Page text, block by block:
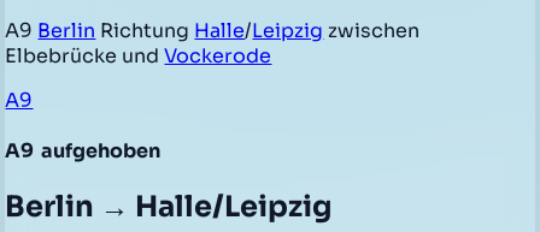
A9 Berlin Richtung Halle/Leipzig zwischen
Elbebrücke undVockerode
A9
A9 aufgehoben
Berlin → Halle/Leipzig